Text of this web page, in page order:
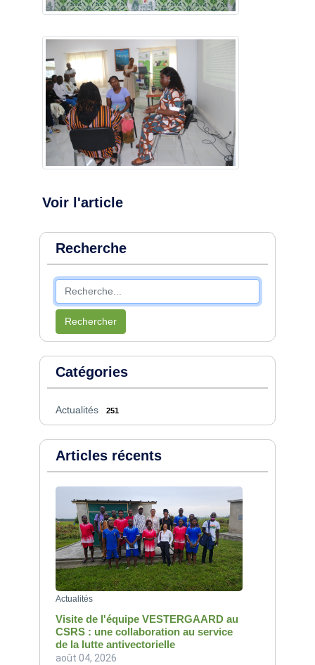
Voir l'article
Recherche
Rechercher
Catégories
Actualités 251
Articles récents
Actualités
Visite de l'équipe VESTERGAARD au
CSRS : une collaboration au service
de la lutte antivectorielle
août 04, 2026